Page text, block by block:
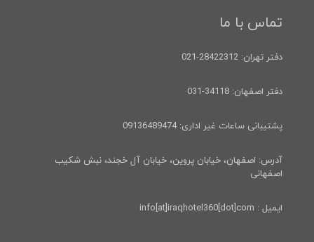
تماس با ما
دفتر تهران: 28422312-021
دفتر اصفهان: 34118-031
پشتیبانی ساعات غیر اداری: 09136489474
آدرس: اصفهان، خیابان پروین، خیابان آل خجند، نبش شکیب
اصفهانی
ایمیل : info[at]iraqhotel360[dot]com